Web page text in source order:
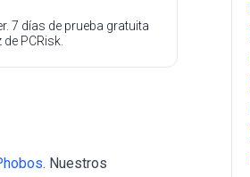
7 días de prueba gratuita
PCRisk.
. Nuestros